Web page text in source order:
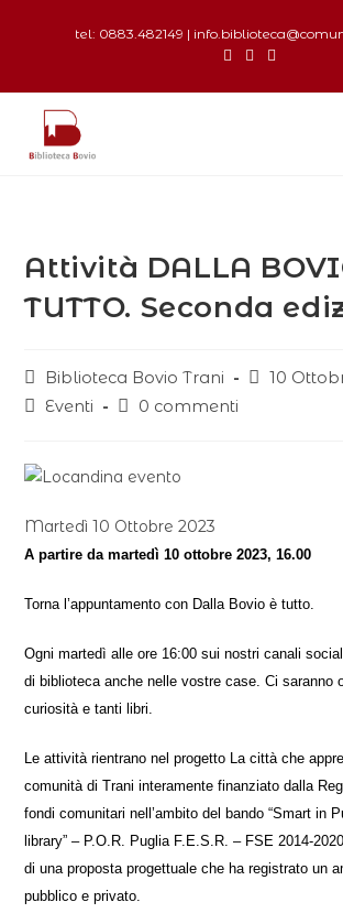
tel: 0883.482149 |
Attività DALLA
TUTTO. Seconda
Biblioteca Bovio Trani
10
Eventi
0 commenti
Martedì 10 Ottobre 2023
A partire da martedì 10 ottobre 2023, 16.00
Torna l’appuntamento con Dalla Bovio è tutto.
Ogni martedì alle ore 16:00 sui nostri canali social
di biblioteca anche nelle vostre case. Ci saranno
curiosità e tanti libri.
Le attività rientrano nel progetto La città che
comunità di Trani interamente finanziato dalla
fondi comunitari nell’ambito del bando “Smart in
library” – P.O.R. Puglia F.E.S.R. – FSE 2014-
di una proposta progettuale che ha registrato un
pubblico e privato.